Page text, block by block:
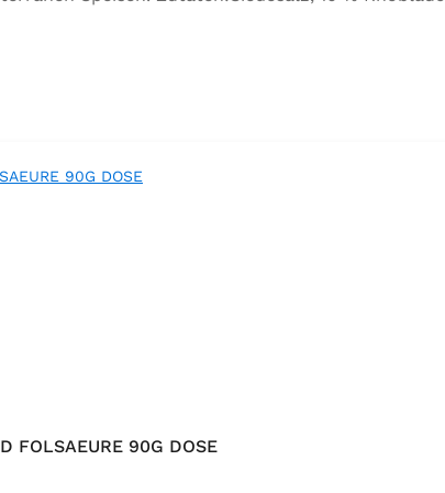
Oregano, Thymian), Trennmittel
FOLSAEURE 90G DOSE